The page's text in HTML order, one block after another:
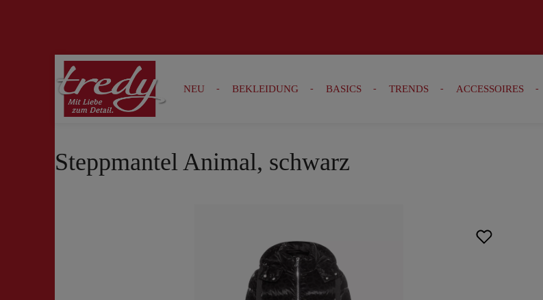
Zur Suche springen Zur Hauptnavigation springen
NEU BEKLEIDUNG BASICS TRENDS ACCESSOIRES
Steppmantel Animal, schwarz